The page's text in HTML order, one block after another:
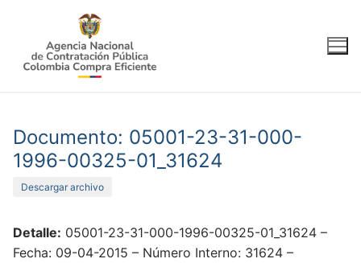
contenido
Documento: 05001-23-31-000-
1996-00325-01_31624
Descargar archivo
Detalle: 05001-23-31-000-1996-00325-01_31624 –
Fecha: 09-04-2015 – Número Interno: 31624 –